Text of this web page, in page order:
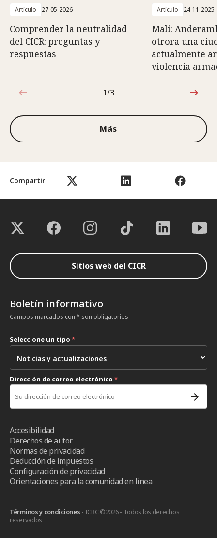
Compartir
Artículo 27-05-2026
Comprender la neutralidad
del CICR: preguntas y
respuestas
Artículo 24-11-2025
Malí:
otrora una
actualmente
violencia
1de3
1/3
Más
Sitios web del CICR
Boletín informativo
Campos marcados con * son obligatorios
Seleccione un tipo *
Dirección de correo electrónico *
Accesibilidad
Derechos de autor
Normas de privacidad
Deducción de impuestos
Configuración de privacidad
Orientaciones para la comunidad en línea
Términos y condiciones - ICRC ©2026 - Todos los derechos
reservados